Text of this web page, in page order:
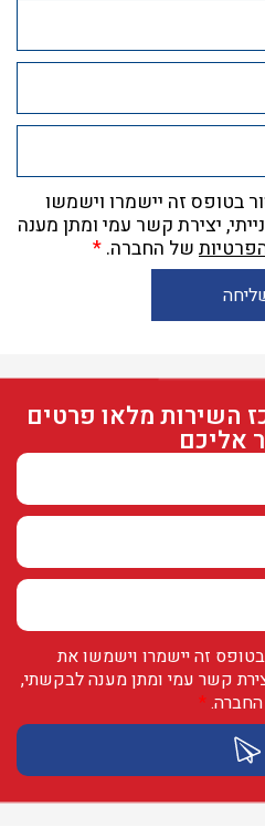
בטופס זה יישמרו וישמשו
יצירת קשר עמי ומתן מענה
של החברה. *
השירות מלאו פרטים
אליכם
זה יישמרו וישמשו את
קשר עמי ומתן מענה לבקשתי,
*